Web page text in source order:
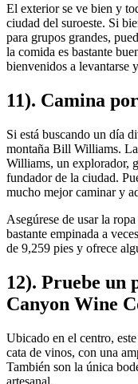
El exterior se ve bien y
ciudad del suroeste. Si
para grupos grandes,
la comida es bastante
bienvenidos a levantarse
11). Camina
Si está buscando un día
montaña Bill Williams.
Williams, un explorador,
fundador de la ciudad.
mucho mejor caminar y
Asegúrese de usar la
bastante empinada a
de 9,259 pies y ofrece
12). Pruebe un
Canyon Wine
Ubicado en el centro,
cata de vinos, con una
También son la única
artesanal.